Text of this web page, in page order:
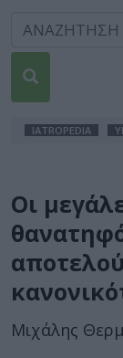
IATROPEDIA
Οι
Μιχάλης